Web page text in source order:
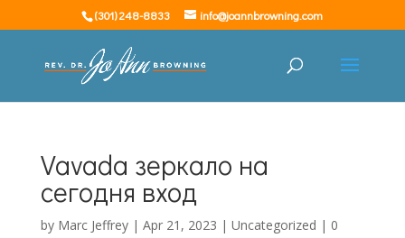
(301) 248-8833 info@joannbrowning.com
Vavada зеркало на
сегодня вход
by Marc Jeffrey| Apr 21, 2023 | Uncategorized | 0